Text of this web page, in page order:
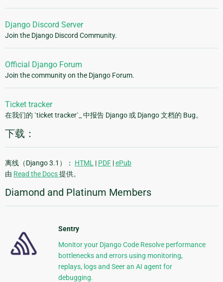
Django Discord Server
Join the Django Discord Community.
Official Django Forum
Join the community on the Django Forum.
Ticket tracker
在我们的 `ticket tracker`_ 中报告 Django 或 Django 文档的 Bug。
下载：
离线（Django 3.1）： HTML | PDF |ePub
由 Read the Docs提供。
Diamond and Platinum Members
Sentry
Monitor your Django Code Resolve performance
bottlenecks and errors using monitoring,
replays, logs and Seer an AI agent for
debugging.